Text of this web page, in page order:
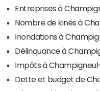
Entreprises à
Nombre de kinés à
Inondations à
Délinquance à
Impôts à
Dette et budget de